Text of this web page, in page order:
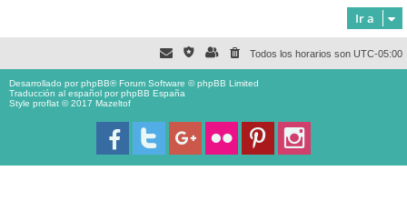
Ir a
Todos los horarios son UTC-05:00
Desarrollado porphpBB® Forum Software © phpBB Limited
Traducción al español porphpBB España
Style proflat © 2017 Mazeltof